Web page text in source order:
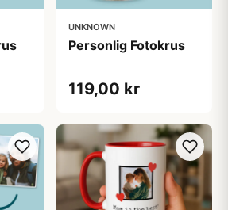
UNKNOWN
Personlig Fotokrus
119,00 kr